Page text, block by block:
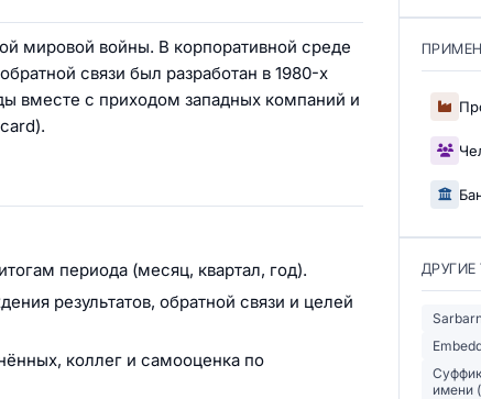
мировой войны. В корпоративной среде
связи был разработан в 1980-х
вместе с приходом западных компаний и
периода (месяц, квартал, год).
результатов, обратной связи и целей
коллег и самооценка по
имени